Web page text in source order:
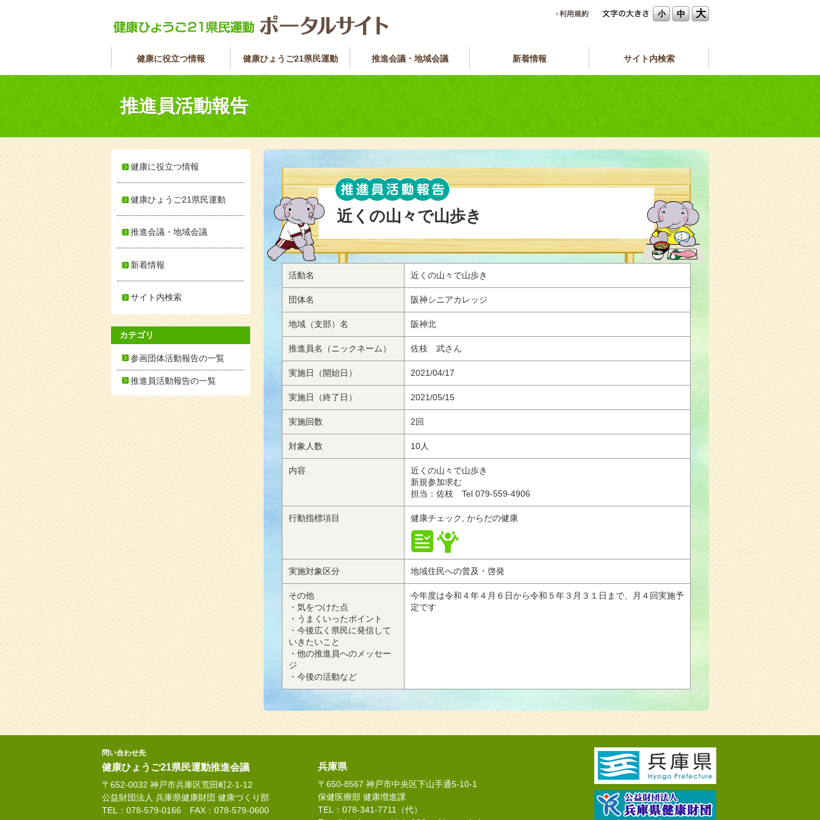
小 中 大
健康に役立つ情報 健康ひょうご21県民運動 推進会議・地域会議 新着情報 サイト内検索
推進員活動報告
近くの山々で山歩き
活動名 近くの山々で山歩き
団体名 阪神シニアカレッジ
地域（支部）名 阪神北
推進員名（ニックネーム） 佐枝 武さん
実施日（開始日） 2021/04/17
実施日（終了日） 2021/05/15
実施回数 2回
対象人数 10人
内容
近くの山々で山歩き
新規参加求む
担当：佐枝 Tel 079-559-4906
行動指標項目 健康チェック, からだの健康
実施対象区分 地域住民への普及・啓発
その他
・気をつけた点
・うまくいったポイント
・今後広く県民に発信して
いきたいこと
・他の推進員へのメッセー
ジ
・今後の活動など
今年度は令和４年４月６日から令和５年３月３１日まで、月４回実施予
定です
健康に役立つ情報
健康ひょうご21県民運動
推進会議・地域会議
新着情報
サイト内検索
カテゴリ
参画団体活動報告の一覧
推進員活動報告の一覧
問い合わせ先
健康ひょうご21県民運動推進会議
〒652-0032 神戸市兵庫区荒田町2-1-12
公益財団法人 兵庫県健康財団 健康づくり部
TEL：078-579-0166 FAX：078-579-0600
兵庫県
〒650-8567 神戸市中央区下山手通5-10-1
保健医療部 健康増進課
TEL：078-341-7711（代）